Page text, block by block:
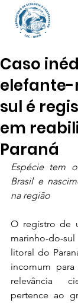
Caso
sul é
em
Paraná
Espécie tem
Brasil e
na região
O registro de
marinho-do-
litoral do
incomum
relevância
pertence ao